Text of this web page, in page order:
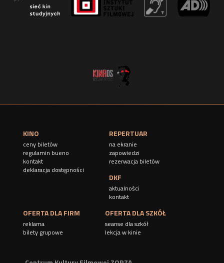
KINO
ceny biletów
regulamin bueno
kontakt
deklaracja dostępności
REPERTUAR
na ekranie
zapowiedzi
rezerwacja biletów
DKF
aktualności
kontakt
OFERTA DLA FIRM
reklama
bilety grupowe
OFERTA DLA SZKÓŁ
seanse dla szkół
lekcja w kinie